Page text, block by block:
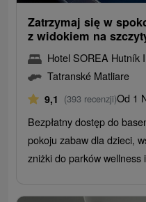
Zatrzymaj się w
z widokiem na
Hotel SOREA Hutník
Tatranské Matliare
9,1 (393 recenzji)Od 1
Bezpłatny dostęp do
pokoju zabaw dla dzieci,
zniżki do parków wellness